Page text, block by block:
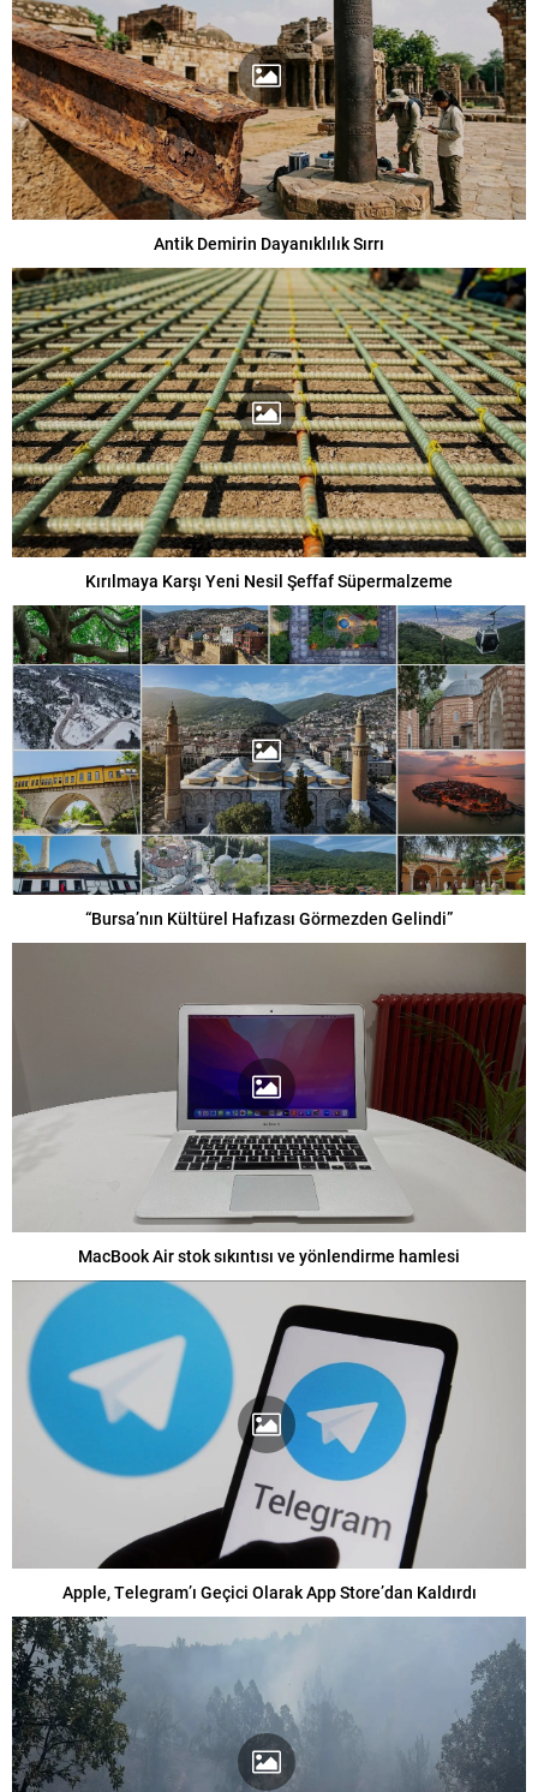
Antik Demirin Dayanıklılık Sırrı
Kırılmaya Karşı Yeni Nesil Şeffaf Süpermalzeme
“Bursa’nın Kültürel Hafızası Görmezden Gelindi”
MacBook Air stok sıkıntısı ve yönlendirme hamlesi
Apple, Telegram’ı Geçici Olarak App Store’dan Kaldırdı